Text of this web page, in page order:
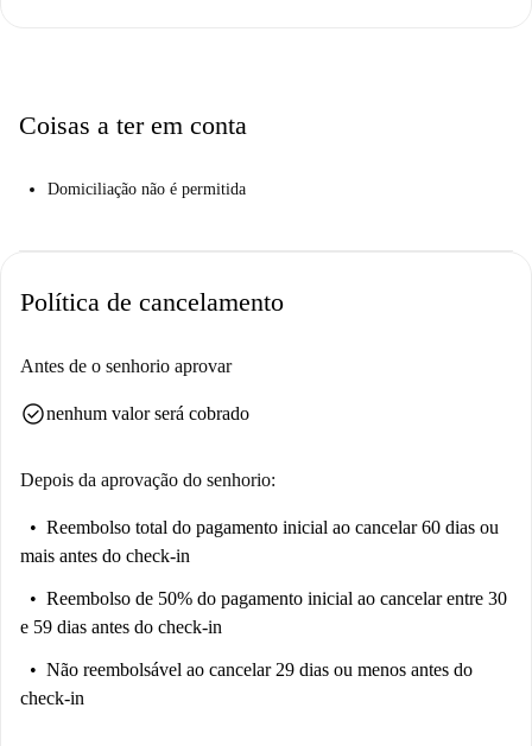
Coisas a ter em conta
Domiciliação não é permitida
Política de cancelamento
Antes de o senhorio aprovar
check_circlenenhum valor será cobrado
Depois da aprovação do senhorio:
Reembolso total do pagamento inicial ao cancelar 60 dias ou
mais antes do check-in
Reembolso de 50% do pagamento inicial ao cancelar entre 30
e 59 dias antes do check-in
Não reembolsável ao cancelar 29 dias ou menos antes do
check-in